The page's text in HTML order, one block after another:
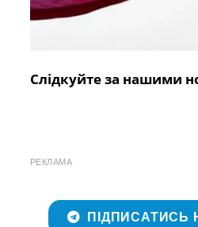
Слідкуйте за нашими
РЕКЛАМА
ПІДПИСАТИСЬ